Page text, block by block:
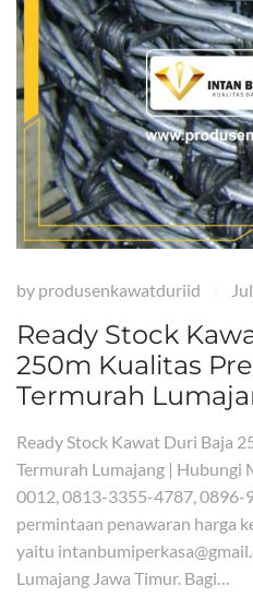
by produsenkawatduriid
Ready Stock
250m Kualitas
Termurah
Ready Stock Kawat Duri Baja
Termurah Lumajang |
0012, 0813-3355-4787,
permintaan penawaran harga
yaitu
Lumajang Jawa Timur. Bagi…